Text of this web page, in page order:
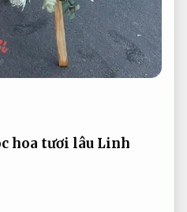
hoa tươi lâu Linh